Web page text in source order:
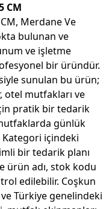
CM
CM, Merdane Ve
bulunan ve
ve işletme
bir üründür.
sunulan bu ürün;
otel mutfakları ve
pratik bir tedarik
günlük
Kategori içindeki
bir tedarik planı
ürün adı, stok kodu
edilebilir. Coşkun
Türkiye genelindeki